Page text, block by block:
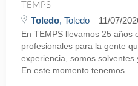
TEMPS
Toledo, Toledo 11/07/
En TEMPS llevamos 25 años
profesionales para la gente
experiencia, somos solventes
En este momento tenemos ...